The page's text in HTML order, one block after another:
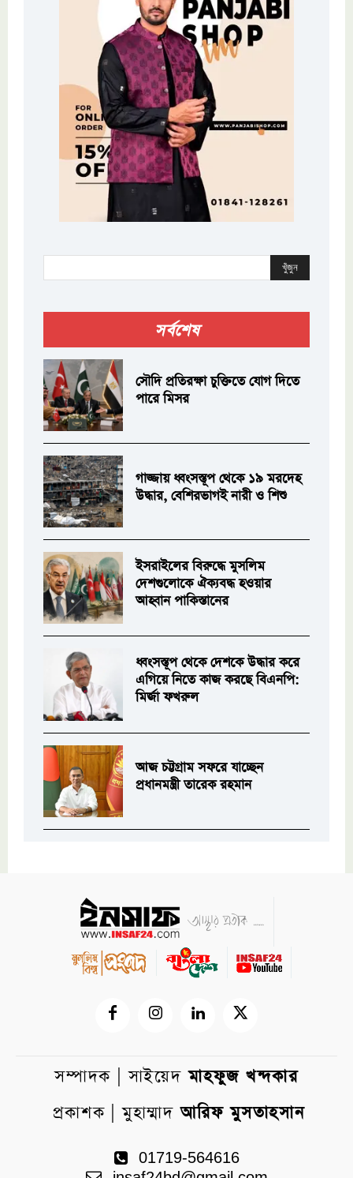
খুঁজুন
সর্বশেষ
সৌদি প্রতিরক্ষা চুক্তিতে যোগ দিতে
পারে মিসর
গাজ্জায় ধ্বংসস্তূপ থেকে ১৯ মরদেহ
উদ্ধার, বেশিরভাগই নারী ও শিশু
ইসরাইলের বিরুদ্ধে মুসলিম
দেশগুলোকে ঐক্যবদ্ধ হওয়ার
আহ্বান পাকিস্তানের
ধ্বংসস্তূপ থেকে দেশকে উদ্ধার করে
এগিয়ে নিতে কাজ করছে বিএনপি:
মির্জা ফখরুল
আজ চট্টগ্রাম সফরে যাচ্ছেন
প্রধানমন্ত্রী তারেক রহমান
সম্পাদক | সাইয়েদমাহফুজ খন্দকার
প্রকাশক | মুহাম্মাদআরিফ মুসতাহসান
01719-564616